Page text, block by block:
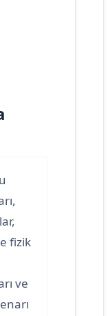
fizik
ve